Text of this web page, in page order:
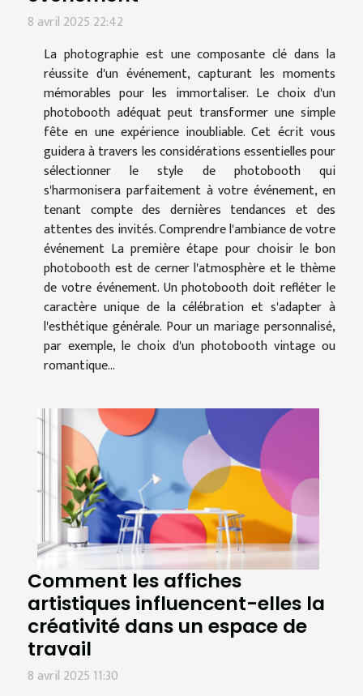
8 avril 2025 22:42
La photographie est une composante clé dans la
réussite d'un événement, capturant les moments
mémorables pour les immortaliser. Le choix d'un
photobooth adéquat peut transformer une simple
fête en une expérience inoubliable. Cet écrit vous
guidera à travers les considérations essentielles pour
sélectionner le style de photobooth qui
s'harmonisera parfaitement à votre événement, en
tenant compte des dernières tendances et des
attentes des invités. Comprendre l'ambiance de votre
événement La première étape pour choisir le bon
photobooth est de cerner l'atmosphère et le thème
de votre événement. Un photobooth doit refléter le
caractère unique de la célébration et s'adapter à
l'esthétique générale. Pour un mariage personnalisé,
par exemple, le choix d'un photobooth vintage ou
romantique...
Comment les affiches
artistiques influencent-elles la
créativité dans un espace de
travail
8 avril 2025 11:30